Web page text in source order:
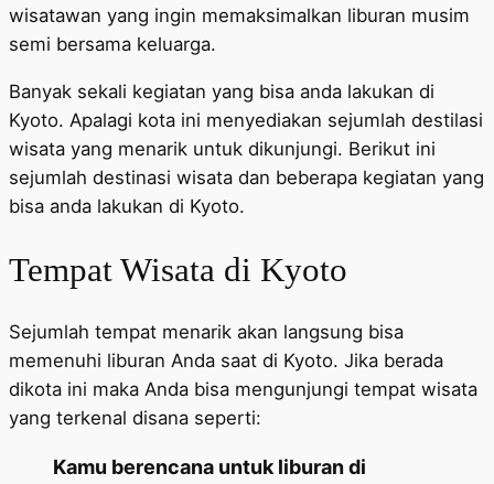
wisatawan yang ingin memaksimalkan liburan musim
semi bersama keluarga.
Banyak sekali kegiatan yang bisa anda lakukan di
Kyoto. Apalagi kota ini menyediakan sejumlah destilasi
wisata yang menarik untuk dikunjungi. Berikut ini
sejumlah destinasi wisata dan beberapa kegiatan yang
bisa anda lakukan di Kyoto.
Tempat Wisata di Kyoto
Sejumlah tempat menarik akan langsung bisa
memenuhi liburan Anda saat di Kyoto. Jika berada
dikota ini maka Anda bisa mengunjungi tempat wisata
yang terkenal disana seperti:
Kamu berencana untuk liburan di